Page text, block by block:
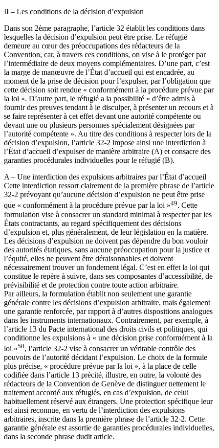
II – Les conditions de la décision d’expulsion
Dans son 2ème paragraphe, l’article 32 établit les conditions dans
lesquelles la décision d’expulsion peut être prise. Le réfugié
demeure au cœur des préoccupations des rédacteurs de la
Convention, car, à travers ces conditions, on vise à le protéger par
l’intermédiaire de deux moyens complémentaires. D’une part, c’est
la marge de manœuvre de l’État d’accueil qui est encadrée, au
moment de la prise de décision pour l’expulser, par l’obligation que
cette décision soit rendue « conformément à la procédure prévue par
la loi ». D’autre part, le réfugié a la possibilité « d’être admis à
fournir des preuves tendant à le disculper, à présenter un recours et à
se faire représenter à cet effet devant une autorité compétente ou
devant une ou plusieurs personnes spécialement désignées par
l’autorité compétente ». Au titre des conditions à respecter lors de la
décision d’expulsion, l’article 32-2 impose ainsi une interdiction à
l’État d’accueil d’expulser de manière arbitraire (A) et consacre des
garanties procédurales individuelles pour le réfugié (B).
A – Une interdiction des expulsions arbitraires par l’État d’accueil
Cette interdiction ressort clairement de la première phrase de l’article
32-2 prévoyant qu’aucune décision d’expulsion ne peut être prise
que « conformément à la procédure prévue par la loi »49. Cette
formulation vise à consacrer un standard minimal à respecter par les
États contractants, au regard spécifiquement des décisions
d’expulsion et, plus généralement, de leur législation en la matière.
Les décisions d’expulsion ne doivent pas dépendre du bon vouloir
des autorités étatiques, sans aucune préoccupation pour la justice et
l’équité, elles ne peuvent être déraisonnables et doivent
nécessairement trouver un fondement légal. C’est en effet la loi qui
constitue le repère à suivre, dans ses composantes d’accessibilité, de
prévisibilité et de protection contre toute action arbitraire.
Par ailleurs, la formulation établit non seulement une garantie
générale contre les décisions d’expulsion arbitraire, mais également
une garantie renforcée, par rapport à d’autres dispositions analogues
dans les instruments internationaux. Contrairement, par exemple, à
l’article 13 du Pacte international des droits civils et politiques, qui
conditionne les expulsions à « une décision prise conformément à la
loi »50, l’article 32-2 vise à consacrer un véritable contrôle des
pouvoirs de l’autorité décidant l’expulsion. Le choix de la formule
plus précise, « procédure prévue par la loi », à la place de celle
codifiée dans l’article 13 précité, illustre, en outre, la volonté des
rédacteurs de la Convention de Genève de distinguer nettement le
traitement accordé aux réfugiés, en cas d’expulsion, de celui
habituellement réservé aux étrangers. Une protection spécifique leur
est ainsi reconnue, en vertu de l’interdiction des expulsions
arbitraires, inscrite dans la première phrase de l’article 32-2. Cette
garantie générale est assortie de garanties procédurales individuelles,
dans la seconde phrase dudit article.